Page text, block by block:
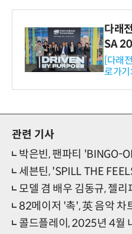
다래
SA
와의
-바이
보
[다래
로가기
관련 기사
박은빈, 팬파티 'BINGO-ON' 日
세븐틴, 'SPILL THE FEELS' 세븐틴 스트
모델 겸 배우 김동규, 젤리피쉬엔터
82메이저 '촉', 英 음악
콜드플레이, 2025년 4월 내